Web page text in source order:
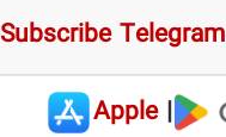
Subscribe Telegram
|
Apple